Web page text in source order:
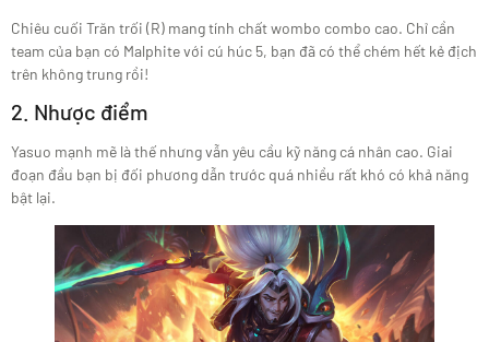
Chiêu cuối Trăn trối (R) mang tính chất wombo combo cao. Chỉ cần
team của bạn có Malphite với cú húc 5, bạn đã có thể chém hết kẻ địch
trên không trung rồi!
2. Nhược điểm
Yasuo mạnh mẽ là thế nhưng vẫn yêu cầu kỹ năng cá nhân cao. Giai
đoạn đầu bạn bị đối phương dẫn trước quá nhiều rất khó có khả năng
bật lại.